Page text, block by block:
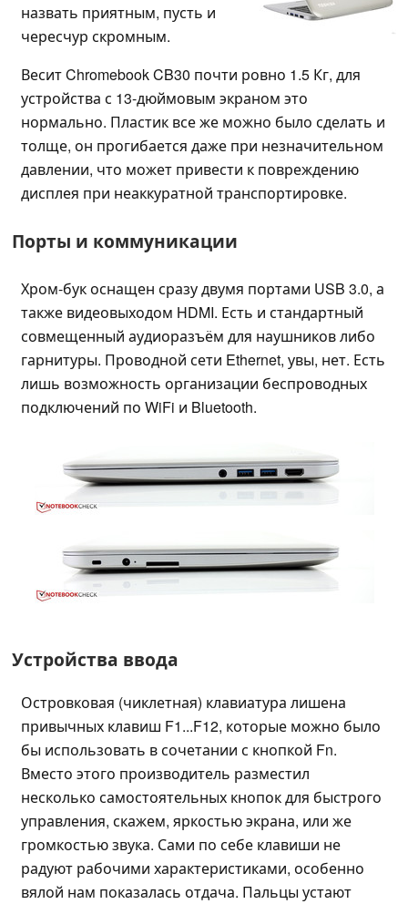
назвать приятным, пусть и
чересчур скромным.
Весит Chromebook CB30 почти ровно 1.5 Кг, для
устройства с 13-дюймовым экраном это
нормально. Пластик все же можно было сделать и
толще, он прогибается даже при незначительном
давлении, что может привести к повреждению
дисплея при неаккуратной транспортировке.
Порты и коммуникации
Хром-бук оснащен сразу двумя портами USB 3.0, а
также видеовыходом HDMI. Есть и стандартный
совмещенный аудиоразъём для наушников либо
гарнитуры. Проводной сети Ethernet, увы, нет. Есть
лишь возможность организации беспроводных
подключений по WiFi и Bluetooth.
Устройства ввода
Островковая (чиклетная) клавиатура лишена
привычных клавиш F1...F12, которые можно было
бы использовать в сочетании с кнопкой Fn.
Вместо этого производитель разместил
несколько самостоятельных кнопок для быстрого
управления, скажем, яркостью экрана, или же
громкостью звука. Сами по себе клавиши не
радуют рабочими характеристиками, особенно
вялой нам показалась отдача. Пальцы устают